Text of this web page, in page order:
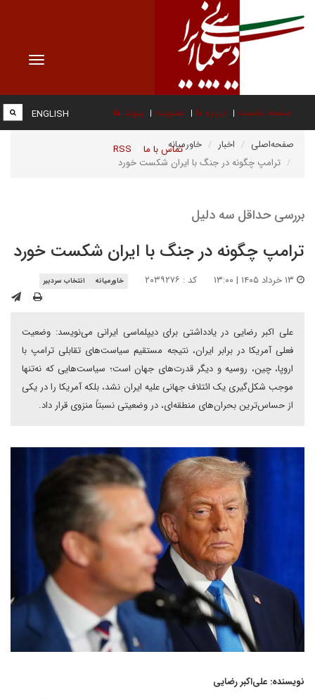
Toggle
صفحه نخست درباره ما عضویت پیوند ها
تماس با ما RSS
ENGLISH
صفحه‌اصلی اخبار
خاورمیانه
ترامپ چگونه در جنگ با ایران شکست خورد
بررسی حداقل سه دلیل
ترامپ چگونه در جنگ با ایران شکست خورد
کد : ۲۰۳۹۲۷۶ خاورمیانه انتخاب سردبیر
علی اکبر رضایی در یادداشتی برای دیپلماسی ایرانی می‌نویسد: وضعیت
فعلی آمریکا در برابر ایران، نتیجه مستقیم سیاست‌های تقابلی ترامپ با
اروپا، چین، روسیه و دیگر قدرت‌های جهان است؛ سیاست‌هایی که نه‌تنها
موجب شکل‌گیری یک ائتلاف جهانی علیه ایران نشد، بلکه آمریکا را در یکی
از حساس‌ترین بحران‌های منطقه‌ای، در وضعیتی نسبتاً منزوی قرار داد.
نویسنده: علی‌اکبر رضایی